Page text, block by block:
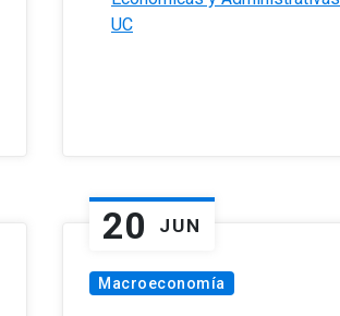
UC
20 JUN
Macroeconomía